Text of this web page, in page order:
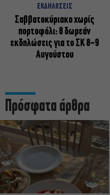
ΕΚΔΗΛΩΣΕΙΣ
Σαββατοκύριακο χωρίς
πορτοφόλι: 8 δωρεάν
εκδηλώσεις για το ΣΚ 8-9
Αυγούστου
Πρόσφατα άρθρα